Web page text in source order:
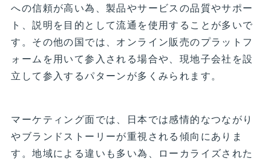
への信頼が高い為、製品やサービスの品質やサポー
ト、説明を目的として流通を使用することが多いで
す。その他の国では、オンライン販売のプラットフ
ォームを用いて参入される場合や、現地子会社を設
立して参入するパターンが多くみられます。
マーケティング面では、日本では感情的なつながり
やブランドストーリーが重視される傾向にありま
す。地域による違いも多い為、ローカライズされた